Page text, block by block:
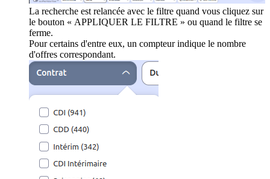
La recherche est relancée avec le filtre quand vous cliquez sur
le bouton « APPLIQUER LE FILTRE » ou quand le filtre se
ferme.
Pour certains d'entre eux, un compteur indique le nombre
d'offres correspondant.